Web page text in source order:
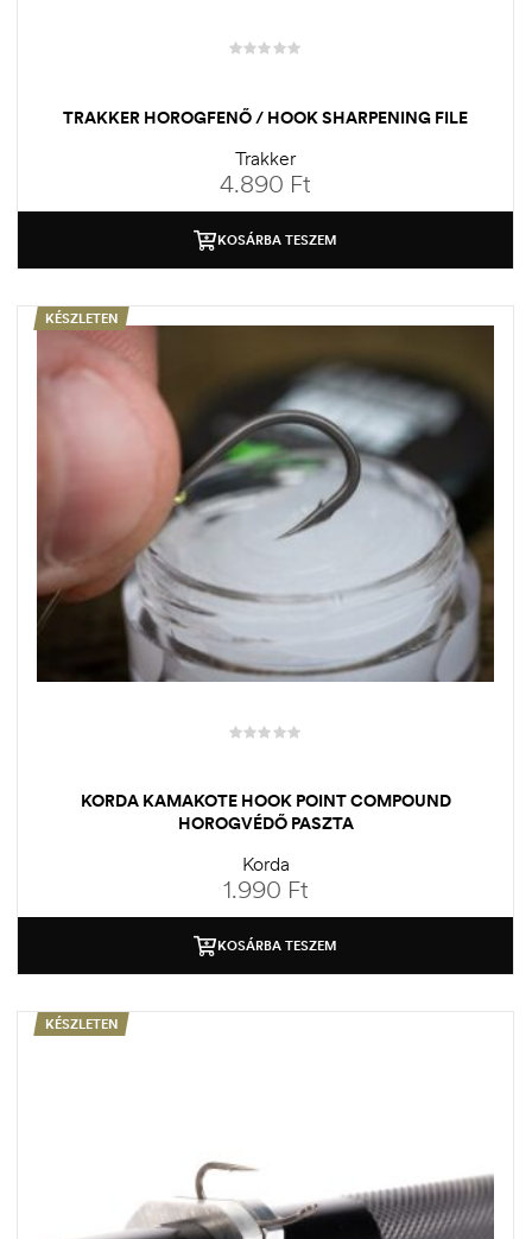
TRAKKER HOROGFENŐ / HOOK SHARPENING FILE
Trakker
4.890 Ft
KOSÁRBA TESZEM
KÉSZLETEN
KORDA KAMAKOTE HOOK POINT COMPOUND
HOROGVÉDŐ PASZTA
Korda
1.990 Ft
KOSÁRBA TESZEM
KÉSZLETEN